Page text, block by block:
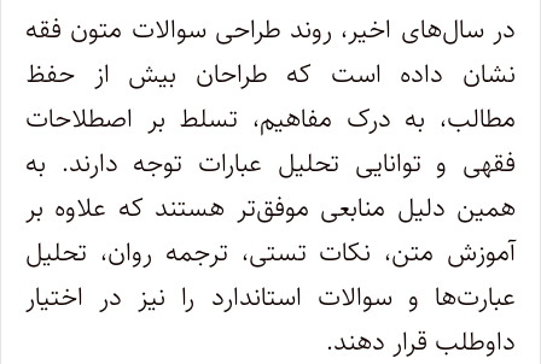
در سال‌های اخیر، روند طراحی سوالات متون فقه
نشان داده است که طراحان بیش از حفظ
مطالب، به درک مفاهیم، تسلط بر اصطلاحات
فقهی و توانایی تحلیل عبارات توجه دارند. به
همین دلیل منابعی موفق‌تر هستند که علاوه بر
آموزش متن، نکات تستی، ترجمه روان، تحلیل
عبارت‌ها و سوالات استاندارد را نیز در اختیار
داوطلب قرار دهند.